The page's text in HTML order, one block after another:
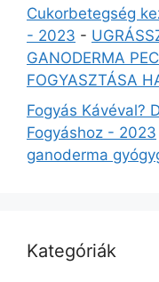
Cukorbetegség
- 2023 -
GANODERMA
FOGYASZTÁSA
Fogyás Kávéval?
Fogyáshoz - 2023
ganoderma
Kategóriák